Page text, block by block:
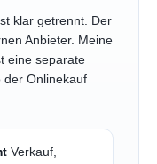
klar getrennt. Der
Anbieter. Meine
eine separate
der Onlinekauf
Verkauf,